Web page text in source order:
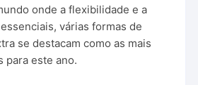
onde a flexibilidade e a
várias formas de
se destacam como as mais
para este ano.